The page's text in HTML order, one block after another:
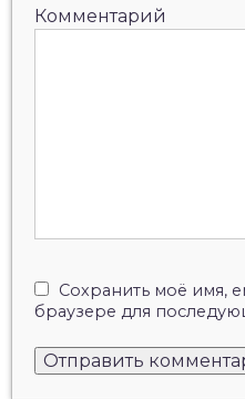
Комментарий
Сохранить моё имя,
браузере для